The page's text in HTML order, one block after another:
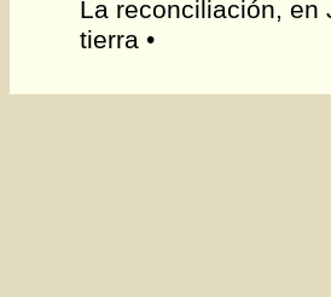
La reconciliación, en
tierra •